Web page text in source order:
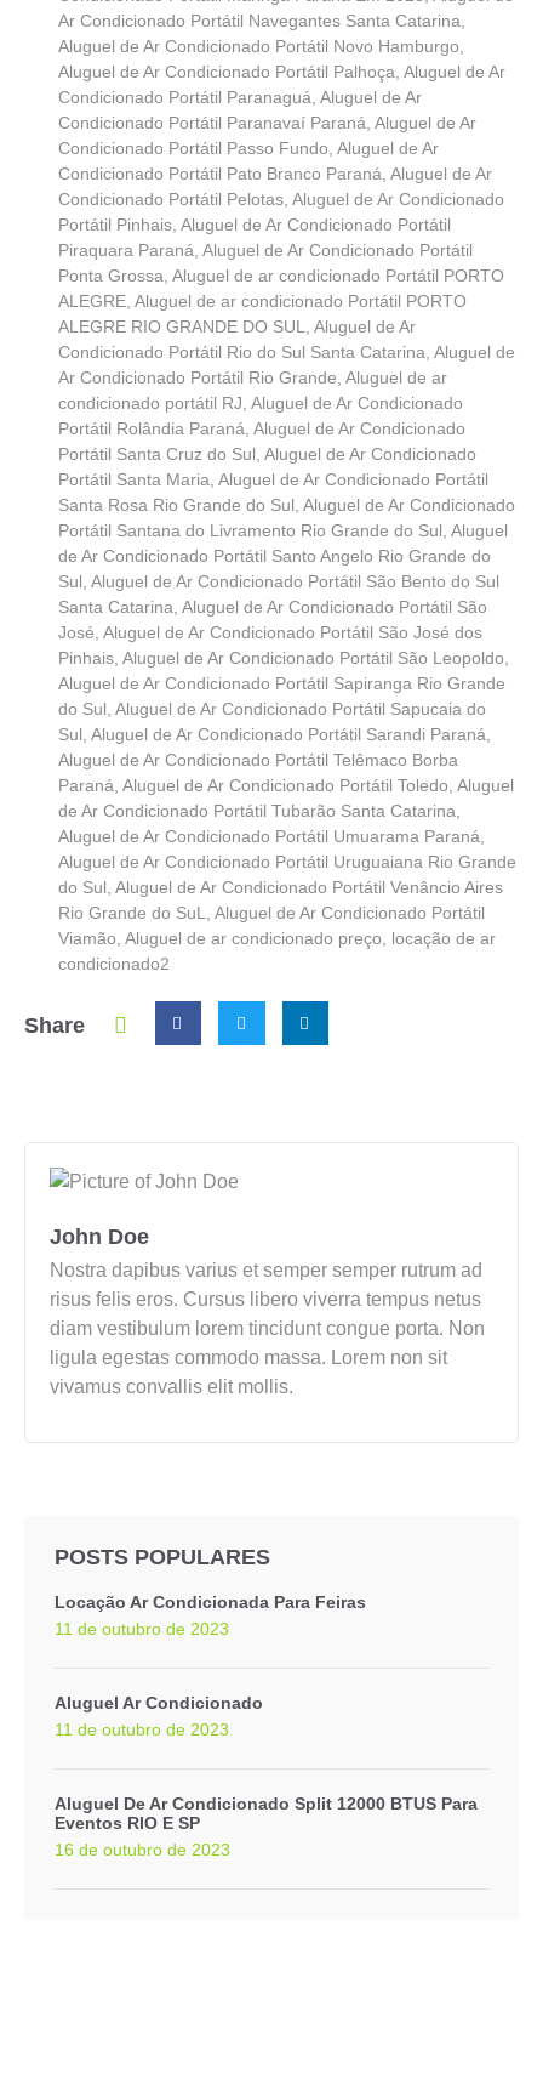
Ar Condicionado Portátil Navegantes Santa Catarina
Aluguel de Ar Condicionado Portátil Novo Hamburgo
Aluguel de Ar Condicionado Portátil Palhoça Aluguel de Ar
Condicionado Portátil Paranaguá Aluguel de Ar
Condicionado Portátil Paranavaí Paraná Aluguel de Ar
Condicionado Portátil Passo Fundo Aluguel de Ar
Condicionado Portátil Pato Branco Paraná Aluguel de Ar
Condicionado Portátil Pelotas Aluguel de Ar Condicionado
Portátil Pinhais Aluguel de Ar Condicionado Portátil
Piraquara Paraná Aluguel de Ar Condicionado Portátil
Ponta Grossa Aluguel de ar condicionado Portátil PORTO
ALEGRE Aluguel de ar condicionado Portátil PORTO
ALEGRE RIO GRANDE DO SUL
Aluguel de Ar
Condicionado Portátil Rio do Sul Santa Catarina Aluguel de
Ar Condicionado Portátil Rio Grande Aluguel de ar
condicionado portátil RJ Aluguel de Ar Condicionado
Portátil Rolândia Paraná Aluguel de Ar Condicionado
Portátil Santa Cruz do Sul Aluguel de Ar Condicionado
Portátil Santa Maria Aluguel de Ar Condicionado Portátil
Santa Rosa Rio Grande do Sul Aluguel de Ar Condicionado
Portátil Santana do Livramento Rio Grande do Sul Aluguel
de Ar Condicionado Portátil Santo Angelo Rio Grande do
Sul Aluguel de Ar Condicionado Portátil São Bento do Sul
Santa Catarina Aluguel de Ar Condicionado Portátil São
José Aluguel de Ar Condicionado Portátil São José dos
Pinhais Aluguel de Ar Condicionado Portátil São Leopoldo
Aluguel de Ar Condicionado Portátil Sapiranga Rio Grande
do Sul Aluguel de Ar Condicionado Portátil Sapucaia do
Sul Aluguel de Ar Condicionado Portátil Sarandi Paraná
Aluguel de Ar Condicionado Portátil Telêmaco Borba
Paraná Aluguel de Ar Condicionado Portátil Toledo Aluguel
de Ar Condicionado Portátil Tubarão Santa Catarina
Aluguel de Ar Condicionado Portátil Umuarama Paraná
Aluguel de Ar Condicionado Portátil Uruguaiana Rio Grande
do Sul Aluguel de Ar Condicionado Portátil Venâncio Aires
Rio Grande do SuL
Aluguel de Ar Condicionado Portátil
Viamão Aluguel de ar condicionado preço
locação de ar
condicionado2
Share
John Doe
Nostra dapibus varius et semper semper rutrum ad
risus felis eros. Cursus libero viverra tempus netus
diam vestibulum lorem tincidunt congue porta. Non
ligula egestas commodo massa. Lorem non sit
vivamus convallis elit mollis.
POSTS POPULARES
Locação Ar Condicionada Para Feiras
11 de outubro de 2023
Aluguel Ar Condicionado
11 de outubro de 2023
Aluguel De Ar Condicionado Split 12000 BTUS Para
Eventos RIO E SP
16 de outubro de 2023